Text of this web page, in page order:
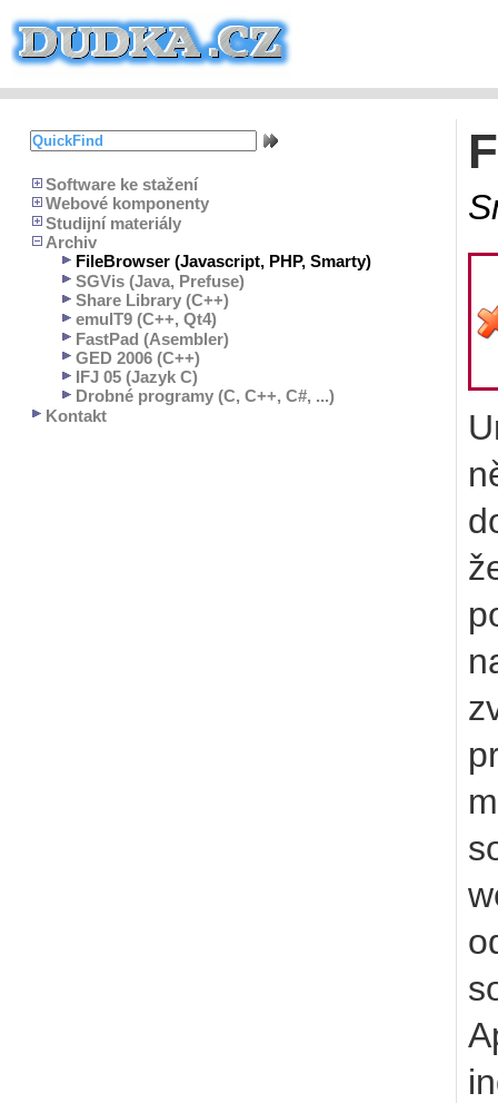
Software ke stažení
Webové komponenty
Studijní materiály
Archiv
FileBrowser (Javascript, PHP, Smarty)
SGVis (Java, Prefuse)
Share Library (C++)
emulT9 (C++, Qt4)
FastPad (Asembler)
GED 2006 (C++)
IFJ 05 (Jazyk C)
Drobné programy (C, C++, C#, ...)
Kontakt